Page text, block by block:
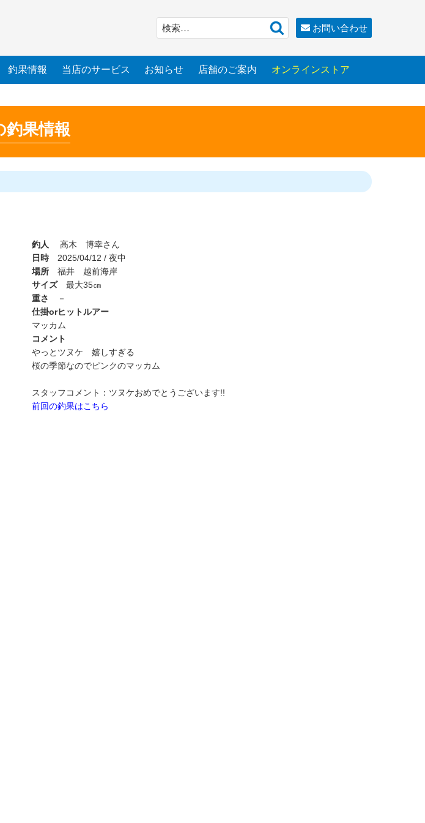
索:
お問い合わせ
釣果情報 当店のサービス お知らせ 店舗のご案内 オンラインストア
釣果情報
釣人
高木 博幸さん
日時
2025/04/12 / 夜中
場所
福井 越前海岸
サイズ
最大35㎝
重さ
－
仕掛orヒットルアー
マッカム
コメント
やっとツヌケ 嬉しすぎる
桜の季節なのでピンクのマッカム
スタッフコメント：ツヌケおめでとうございます!!
前回の釣果はこちら